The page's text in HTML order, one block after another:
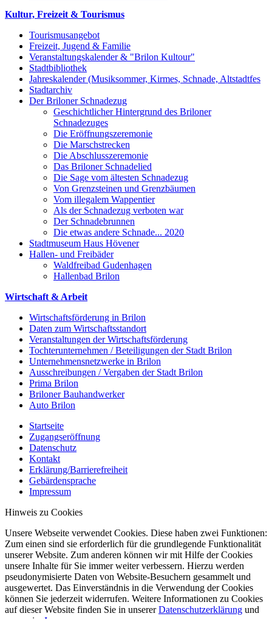
Kultur, Freizeit & Tourismus
Tourismusangebot
Freizeit, Jugend & Familie
Veranstaltungskalender & "Brilon Kultour"
Stadtbibliothek
Jahreskalender (Musiksommer, Kirmes, Schnade, Altstadtfes
Stadtarchiv
Der Briloner Schnadezug
Geschichtlicher Hintergrund des Briloner
Schnadezuges
Die Eröffnungszeremonie
Die Marschstrecken
Die Abschlusszeremonie
Das Briloner Schnadelied
Die Sage vom ältesten Schnadezug
Von Grenzsteinen und Grenzbäumen
Vom illegalem Wappentier
Als der Schnadezug verboten war
Der Schnadebrunnen
Die etwas andere Schnade... 2020
Stadtmuseum Haus Hövener
Hallen- und Freibäder
Waldfreibad Gudenhagen
Hallenbad Brilon
Wirtschaft & Arbeit
Wirtschaftsförderung in Brilon
Daten zum Wirtschaftsstandort
Veranstaltungen der Wirtschaftsförderung
Tochterunternehmen / Beteiligungen der Stadt Brilon
Unternehmensnetzwerke in Brilon
Ausschreibungen / Vergaben der Stadt Brilon
Prima Brilon
Briloner Bauhandwerker
Auto Brilon
Startseite
Zugangseröffnung
Datenschutz
Kontakt
Erklärung/Barrierefreiheit
Gebärdensprache
Impressum
Hinweis zu Cookies
Unsere Webseite verwendet Cookies. Diese haben zwei Funktionen:
Zum einen sind sie erforderlich für die grundlegende Funktionalität
unserer Website. Zum anderen können wir mit Hilfe der Cookies
unsere Inhalte für Sie immer weiter verbessern. Hierzu werden
pseudonymisierte Daten von Website-Besuchern gesammelt und
ausgewertet. Das Einverständnis in die Verwendung der Cookies
können Sie jederzeit widerrufen. Weitere Informationen zu Cookies
auf dieser Website finden Sie in unsererDatenschutzerklärung und